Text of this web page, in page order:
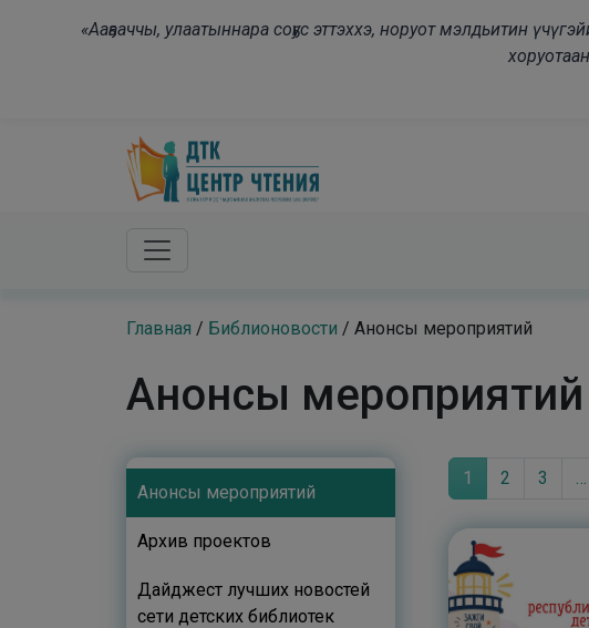
«Ааҕааччы, улаатыннара соҕус эттэххэ, норуот мэлдьитин
Главная / Библионовости / Анонсы мероприятий
Анонсы мероприятий
1 2 3 …
Анонсы мероприятий
Архив проектов
Дайджест лучших новостей
сети детских библиотек